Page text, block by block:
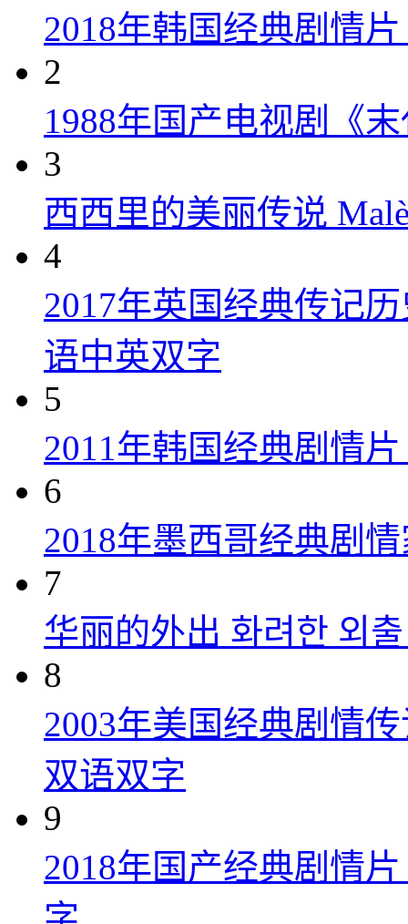
2018年韩国经典剧情
2
1988年国产电视剧《
3
西西里的美丽传说
4
2017年英国经典传记
语中英双字
5
2011年韩国经典剧情
6
2018年墨西哥经典剧
7
华丽的外出 화려한 외
8
2003年美国经典剧情
双语双字
9
2018年国产经典剧情